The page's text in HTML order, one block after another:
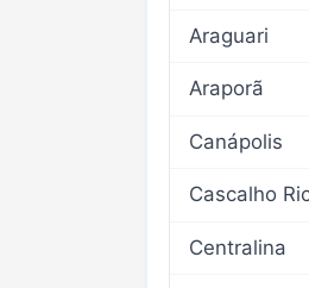
Araguari
Araporã
Canápolis
Cascalho
Centralina